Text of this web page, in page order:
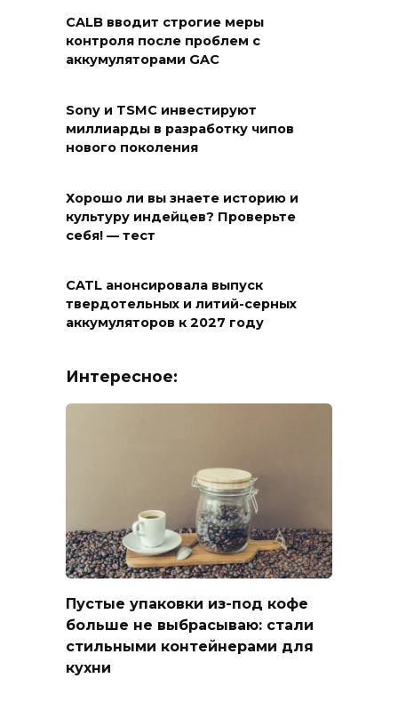
CALB вводит строгие меры
контроля после проблем с
аккумуляторами GAC
Sony и TSMC инвестируют
миллиарды в разработку чипов
нового поколения
Хорошо ли вы знаете историю и
культуру индейцев? Проверьте
себя! — тест
CATL анонсировала выпуск
твердотельных и литий-серных
аккумуляторов к 2027 году
Интересное:
Пустые упаковки из-под кофе
больше не выбрасываю: стали
стильными контейнерами для
кухни